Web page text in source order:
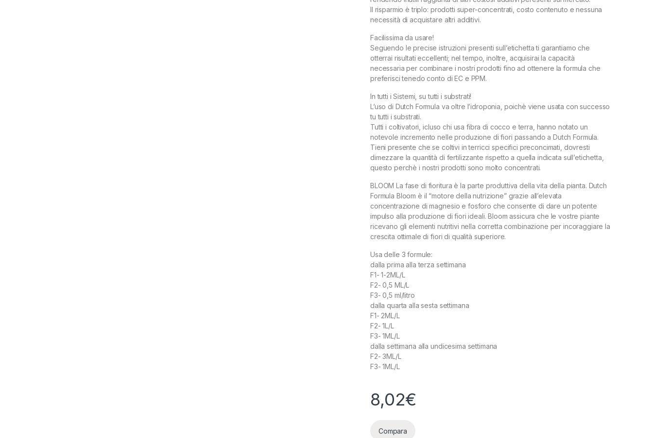
Il risparmio è triplo: prodotti super-concentrati, costo contenuto e nessuna
necessità di acquistare altri additivi.
Facilissima da usare!
Seguendo le precise istruzioni presenti sull’etichetta ti garantiamo che
otterrai risultati eccellenti; nel tempo, inoltre, acquisirai la capacità
necessaria per combinare i nostri prodotti fino ad ottenere la formula che
preferisci tenedo conto di EC e PPM.
In tutti i Sistemi, su tutti i substrati!
L’uso di Dutch Formula va oltre l’idroponia, poichè viene usata con successo
tu tutti i substrati.
Tutti i coltivatori, icluso chi usa fibra di cocco e terra, hanno notato un
notevole incremento nelle produzione di fiori passando a Dutch Formula.
Tieni presente che se coltivi in terricci specifici preconcimati, dovresti
dimezzare la quantità di fertilizzante rispetto a quella indicata sull’etichetta,
questo perchè i nostri prodotti sono molto concentrati.
BLOOM La fase di fioritura è la parte produttiva della vita della pianta. Dutch
Formula Bloom è il “motore della nutrizione” grazie all’elevata
concentrazione di magnesio e fosforo che consente di dare un potente
impulso alla produzione di fiori ideali. Bloom assicura che le vostre piante
ricevano gli elementi nutritivi nella corretta combinazione per incoraggiare la
crescita ottimale di fiori di qualità superiore.
Usa delle 3 formule:
dalla prima alla terza settimana
F1- 1-2ML/L
F2- 0,5 ML/L
F3- 0,5 ml/litro
dalla quarta alla sesta settimana
F1- 2ML/L
F2- 1L/L
F3- 1ML/L
dalla settimana alla undicesima settimana
F2- 3ML/L
F3- 1ML/L
8,02€
Compara